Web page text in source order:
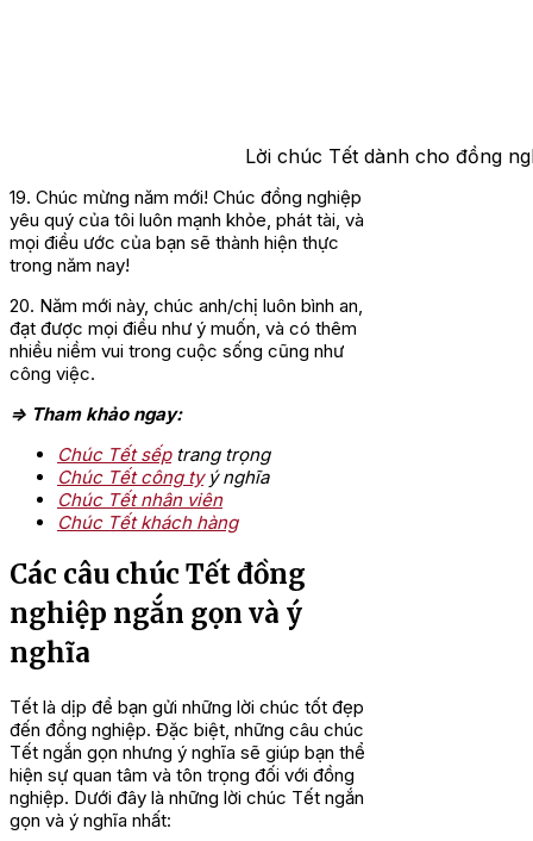
Lời chúc Tết dành cho đồng
19. Chúc mừng năm mới! Chúc đồng nghiệp
yêu quý của tôi luôn mạnh khỏe, phát tài, và
mọi điều ước của bạn sẽ thành hiện thực
trong năm nay!
20. Năm mới này, chúc anh/chị luôn bình an,
đạt được mọi điều như ý muốn, và có thêm
nhiều niềm vui trong cuộc sống cũng như
công việc.
=> Tham khảo ngay:
Chúc Tết sếptrang trọng
Chúc Tết công tyý nghĩa
Chúc Tết nhân viên
Chúc Tết khách hàng
Các câu chúc Tết đồng
nghiệp ngắn gọn và ý
nghĩa
Tết là dịp để bạn gửi những lời chúc tốt đẹp
đến đồng nghiệp. Đặc biệt, những câu chúc
Tết ngắn gọn nhưng ý nghĩa sẽ giúp bạn thể
hiện sự quan tâm và tôn trọng đối với đồng
nghiệp. Dưới đây là những lời chúc Tết ngắn
gọn và ý nghĩa nhất: